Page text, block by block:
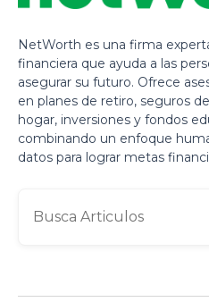
NetWorth es una firma
financiera que ayuda a las
asegurar su futuro. Ofrece
en planes de retiro, seguros
hogar, inversiones y fondos
combinando un enfoque
datos para lograr metas